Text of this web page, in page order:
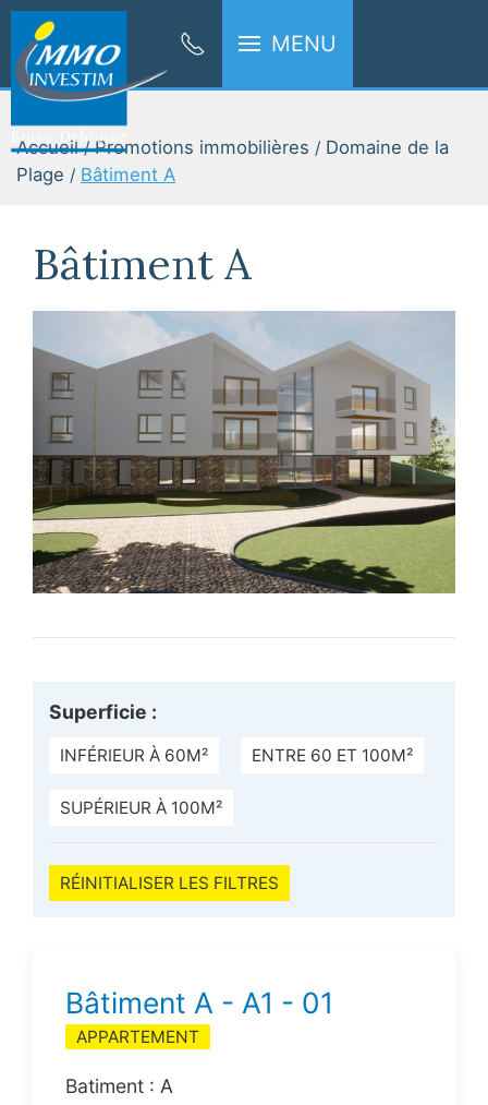
MENU
Accueil Promotions immobilières
Domaine de la
Plage
Bâtiment A
Bâtiment A
Superficie :
INFÉRIEUR À 60M² ENTRE 60 ET 100M²
SUPÉRIEUR À 100M²
RÉINITIALISER LES FILTRES
Bâtiment A - A1 - 01
APPARTEMENT
Batiment : A